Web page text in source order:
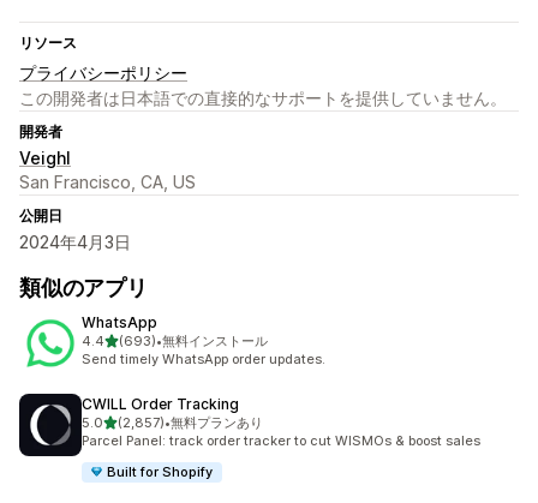
リソース
プライバシーポリシー
この開発者は日本語での直接的なサポートを提供していません。
開発者
Veighl
San Francisco, CA, US
公開日
2024年4月3日
類似のアプリ
WhatsApp
4.45つ星中
(693)
合計レビュー数：693件
•無料インストール
Send timely WhatsApp order updates.
CWILL Order Tracking
5.05つ星中
(2,857)
合計レビュー数：2857件
•無料プランあり
Parcel Panel: track order tracker to cut WISMOs & boost sales
Built for Shopify